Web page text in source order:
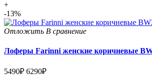
+
-13%
Отложить В сравнение
Лоферы Farinni женские коричневые
5490₽ 6290₽